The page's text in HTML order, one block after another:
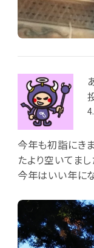
今年も初詣にき
たより空いてま
今年はいい年に